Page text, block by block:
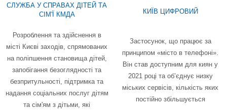
СЛУЖБА У СПРАВАХ ДІТЕЙ ТА
СІМ'Ї КМДА
Розроблення та здійснення в
місті Києві заходів, спрямованих
на поліпшення становища дітей,
запобігання безоглядності та
безпритульності, підтримка та
надання соціальних послуг дітям
та сім'ям з дітьми, які
КИЇВ ЦИФРОВИЙ
Застосунок, що працює за
принципом «місто в телефоні».
Він став доступним для киян у
2021 році та об’єднує низку
міських сервісів, кількість яких
постійно збільшується